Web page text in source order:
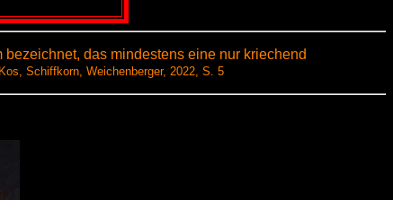
das mindestens eine nur kriechend
Kos, Schiffkorn, Weichenberger, 2022, S. 5